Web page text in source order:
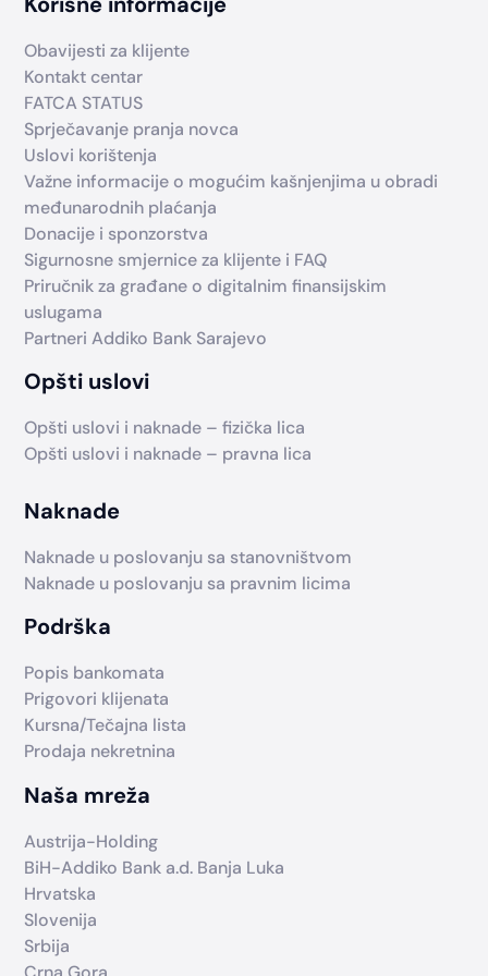
Obavijesti za klijente
Kontakt centar
FATCA STATUS
Sprječavanje pranja novca
Uslovi korištenja
Važne informacije o mogućim kašnjenjima u obradi
međunarodnih plaćanja
Donacije i sponzorstva
Sigurnosne smjernice za klijente i FAQ
Priručnik za građane o digitalnim finansijskim
uslugama
Partneri Addiko Bank Sarajevo
Opšti uslovi
Opšti uslovi i naknade – fizička lica
Opšti uslovi i naknade – pravna lica
Naknade
Naknade u poslovanju sa stanovništvom
Naknade u poslovanju sa pravnim licima
Podrška
Popis bankomata
Prigovori klijenata
Kursna/Tečajna lista
Prodaja nekretnina
Naša mreža
Austrija-Holding
BiH-Addiko Bank a.d. Banja Luka
Hrvatska
Slovenija
Srbija